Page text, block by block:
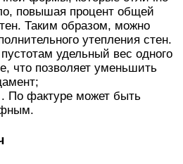
повышая процент общей
Таким образом, можно
утепления стен.
удельный вес одного
что позволяет уменьшить
. По фактуре может быть